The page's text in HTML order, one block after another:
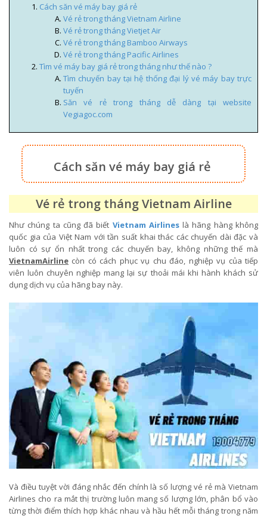
Cách săn vé máy bay giá rẻ
Vé rẻ trong tháng Vietnam Airline
Vé rẻ trong tháng Vietjet Air
Vé rẻ trong tháng Bamboo Airways
Vé rẻ trong tháng Pacific Airlines
Tìm vé máy bay giá rẻ trong tháng như thế nào ?
Tìm chuyến bay tại hệ thống đại lý vé máy bay trực
tuyến
Săn vé rẻ trong tháng dễ dàng tại website
Vegiagoc.com
Cách săn vé máy bay giá rẻ
Vé rẻ trong tháng Vietnam Airline
Như chúng ta cũng đã biết Vietnam Airlineslà hãng hàng không
quốc gia của Việt Nam với tần suất khai thác các chuyến dài đặc và
luôn có sự ổn nhất trong các chuyến bay, không những thế mà
VietnamAirline còn có cách phục vụ chu đáo, nghiệp vụ của tiếp
viên luôn chuyên nghiệp mang lại sự thoải mái khi hành khách sử
dụng dịch vụ của hãng bay này.
Và điều tuyệt vời đáng nhắc đến chính là số lượng vé rẻ mà Vietnam
Airlines cho ra mắt thị trường luôn mang số lượng lớn, phân bổ vào
từng thời điểm thích hợp khác nhau và hầu hết mỗi tháng trong năm